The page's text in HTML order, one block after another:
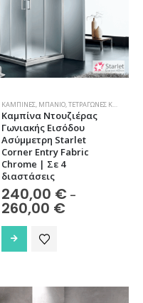
μπορούν
επιλεγούν
στη
σελίδα
προϊόντος
ΚΑΜΠΊΝΕΣ ΜΠΆΝΙΟ ΤΕΤΡΆΓΩΝΕΣ ΚΑΜΠΊΝΕΣ
Καμπίνα Nτουζιέρας
Γωνιακής Εισόδου
Ασύμμετρη Starlet
Corner Entry Fabric
Chrome | Σε 4
διαστάσεις
240,00 € –
260,00 €Price
Αυτό
το
πολλαπλές